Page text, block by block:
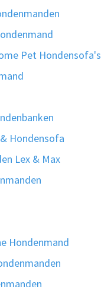
Pet Hondensofa's
Hondensofa
Lex & Max
Hondenmand